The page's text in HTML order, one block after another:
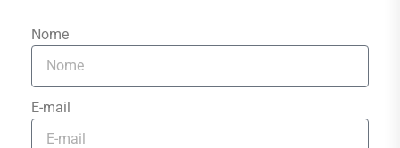
Nome
E-mail